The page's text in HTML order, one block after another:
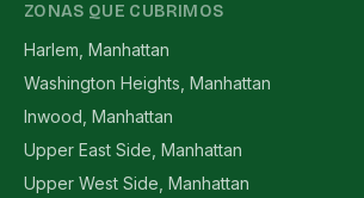
ZONAS QUE CUBRIMOS
Harlem, Manhattan
Washington Heights, Manhattan
Inwood, Manhattan
Upper East Side, Manhattan
Upper West Side, Manhattan